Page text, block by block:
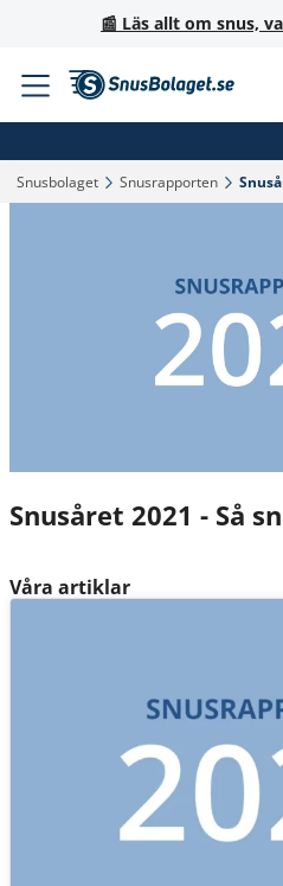
📰 Läs allt om snus,
Snusbolaget‎ Snusrapporten‎
Snusåret 2021 - Så
Våra artiklar